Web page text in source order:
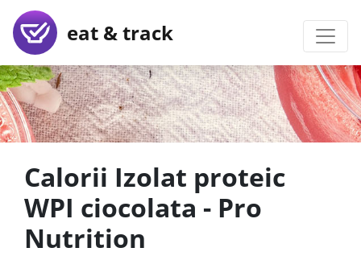
eat & track
Calorii Izolat proteic
WPI ciocolata - Pro
Nutrition